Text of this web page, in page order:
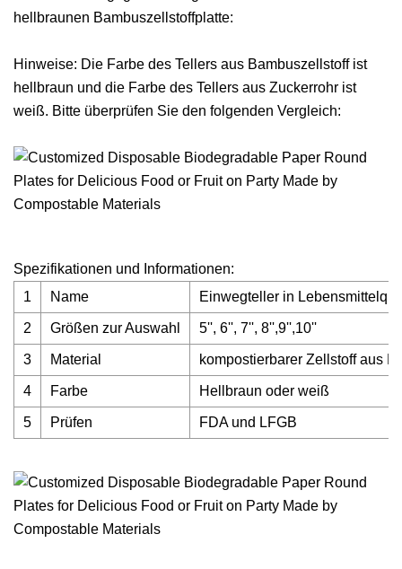
hellbraunen Bambuszellstoffplatte:
Hinweise: Die Farbe des Tellers aus Bambuszellstoff ist
hellbraun und die Farbe des Tellers aus Zuckerrohr ist
weiß. Bitte überprüfen Sie den folgenden Vergleich:
Spezifikationen und Informationen:
1
Name Einwegteller in
2 Größen zur Auswahl 5'', 6'', 7'', 8'',9'',10''
3 Material kompostierbarer Zellstoff aus
4 Farbe Hellbraun oder weiß
5 Prüfen FDA und LFGB